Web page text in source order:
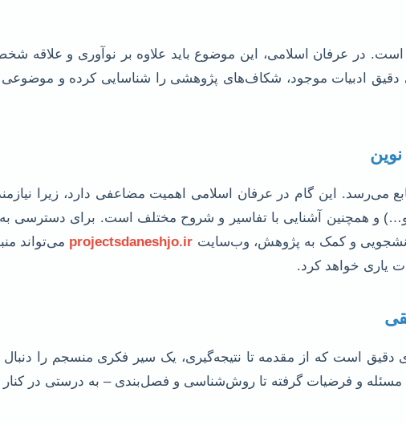
در عرفان اسلامی، این موضوع باید علاوه بر نوآوری و علاقه
ادبیات موجود، شکاف‌های پژوهشی را شناسایی کرده و موضوعی
می‌رسد. این گام در عرفان اسلامی اهمیت مضاعفی دارد، زیرا
و همچنین آشنایی با تفاسیر و شروح مختلف است. برای دسترسی
دانشجویی و کمک به پژوهش، وب‌سایت projectsdaneshjo.ir می‌تواند
یاری خواهد کرد.
دقیق است که از مقدمه تا نتیجه‌گیری، یک سیر فکری منسجم را
و فرضیات گرفته تا روش‌شناسی و فصل‌بندی – به درستی در